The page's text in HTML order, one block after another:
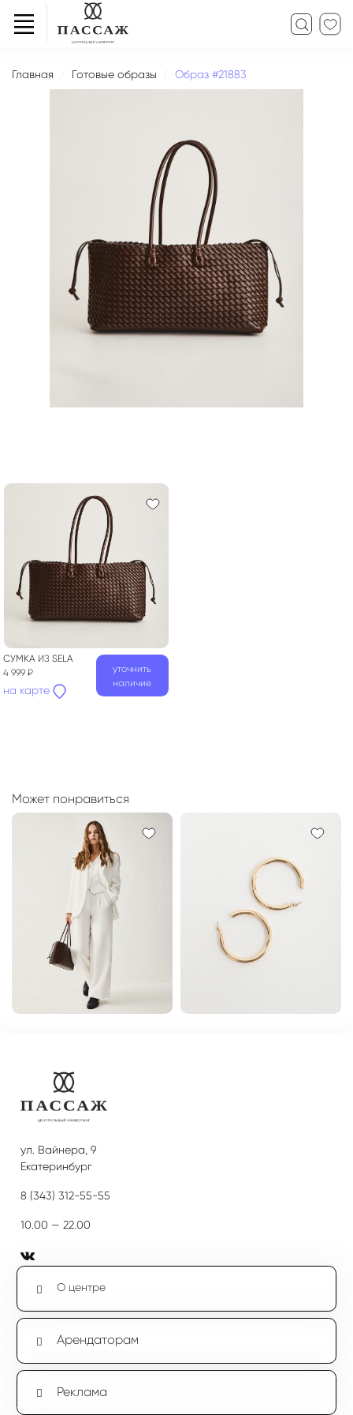
Главная Готовые образы Образ #21883
СУМКА ИЗ SELA
4 999 ₽
на карте
уточнить
наличие
Может понравиться
ул. Вайнера, 9
Екатеринбург
8 (343) 312-55-55
10.00 — 22.00
О центре
Арендаторам
Реклама